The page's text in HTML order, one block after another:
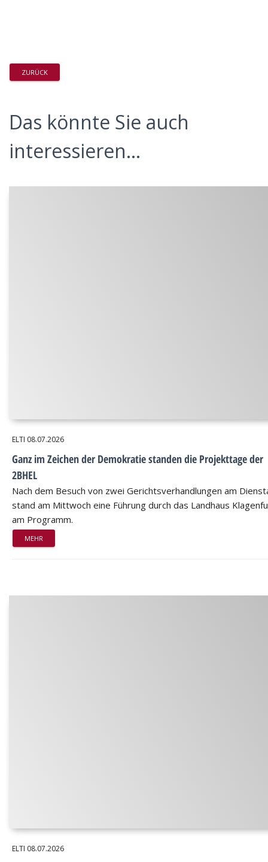
ZURÜCK
Das könnte Sie auch
interessieren...
ELTI 08.07.2026
Ganz im Zeichen der Demokratie standen die Projekttage der
2BHEL
Nach dem Besuch von zwei Gerichtsverhandlungen am
stand am Mittwoch eine Führung durch das Landhaus
am Programm.
MEHR
ELTI 08.07.2026